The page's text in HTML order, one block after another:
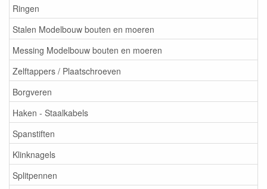
Ringen
Stalen Modelbouw bouten en moeren
Messing Modelbouw bouten en moeren
Zelftappers / Plaatschroeven
Borgveren
Haken - Staalkabels
Spanstiften
Klinknagels
Splitpennen